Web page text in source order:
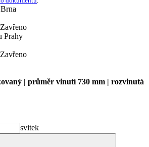
Prahy
| průměr vinutí 730 mm | rozvinutá
svitek